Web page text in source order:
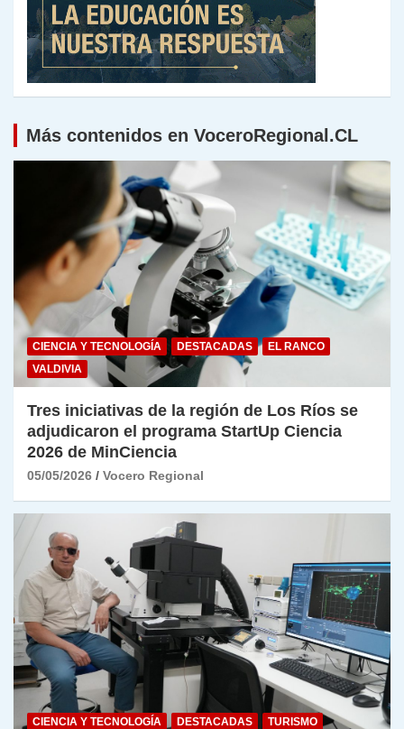
Más contenidos en VoceroRegional.CL
CIENCIA Y TECNOLOGÍA DESTACADAS
EL RANCO
VALDIVIA
Tres iniciativas de la región de Los Ríos se
adjudicaron el programa StartUp Ciencia
2026 de MinCiencia
05/05/2026 Vocero Regional
CIENCIA Y TECNOLOGÍA DESTACADAS TURISMO